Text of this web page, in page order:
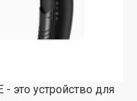
это устройство для